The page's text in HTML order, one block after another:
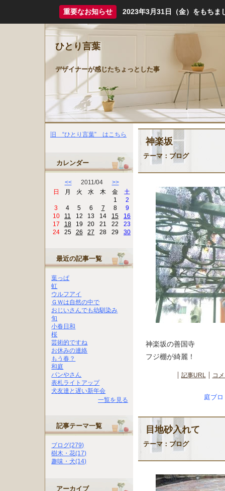
重要なお知らせ 2023年3月31日（金）をもちま
ひとり言葉
デザイナーが感じたちょっとした事
神楽坂
テーマ： ブログ
神楽坂の善国寺
フジ棚が綺麗！
記事URL コ
庭ブ
目地砂入れて
テーマ： ブログ
旧 “ひとり言葉” はこちら
カレンダー
<<2011/04 >>
日
月 火 水 木 金
土
1
2
3
4 5 6 7 8
9
10
11 12 13 14 15
16
17
18 19 20 21 22
23
24
25 26 27 28 29 30
最近の記事一覧
葉っぱ
虹
ウルフアイ
ＧＷは自然の中で
おじいさんでも幼馴染み
旬
小春日和
桜
芸術的ですね
お休みの連絡
もう春？
和庭
パンやさん
表札ライトアップ
犬友達と遅い新年会
一覧を見る
記事テーマ一覧
ブログ(279)
樹木・花(17)
趣味・犬(14)
アーカイブ